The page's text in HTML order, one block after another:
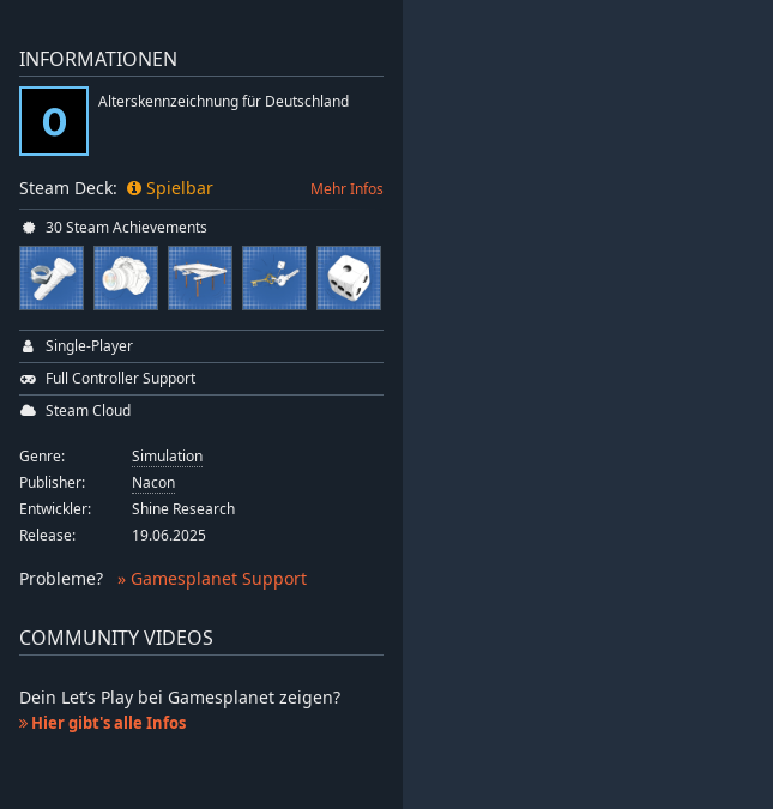
INFORMATIONEN
Alterskennzeichnung für Deutschland
Steam Deck: Spielbar Mehr Infos
30 Steam Achievements
Single-Player
Full Controller Support
Steam Cloud
Genre:
Simulation
Publisher:
Nacon
Entwickler:
Shine Research
Release:
19.06.2025
Probleme? » Gamesplanet Support
COMMUNITY VIDEOS
Dein Let’s Play bei Gamesplanet zeigen?
Hier gibt's alle Infos